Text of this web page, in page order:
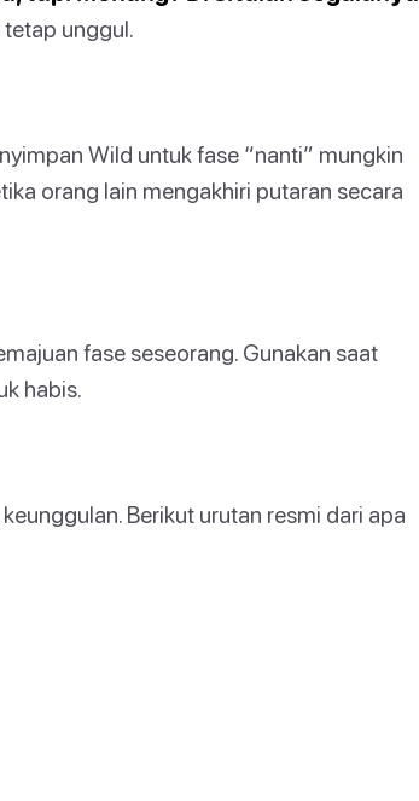
unggul.
Wild untuk fase “nanti” mungkin
orang lain mengakhiri putaran secara
fase seseorang. Gunakan saat
habis.
Berikut urutan resmi dari apa